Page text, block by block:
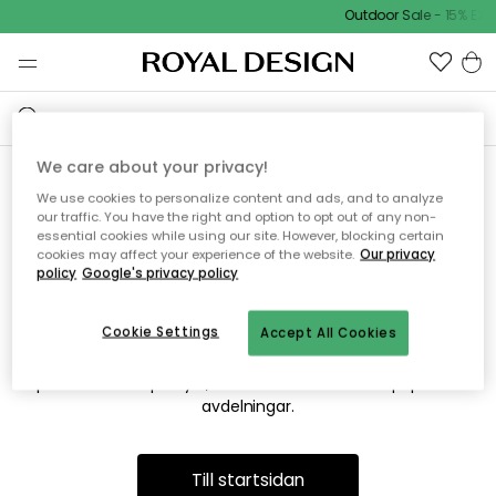
Outdoor Sale - 15%
Vi hittar tyvärr inte sidan du
söker
Detta kan bero på att sidan inte längre finns eller att den har
flyttats. Vi ber om ursäkt för besväret. I menyn ovan kan du
prova att söka på nytt, eller besöka en av våra populära
avdelningar.
Till startsidan
We care about your privacy!
We use cookies to personalize content and ads, and to analyze
our traffic. You have the right and option to opt out of any non-
essential cookies while using our site. However, blocking certain
cookies may affect your experience of the website. Our privacy
policy Google's privacy policy
Accept All Cookies
Cookie Settings